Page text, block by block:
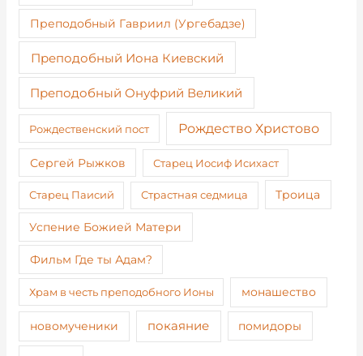
Преподобный Гавриил (Ургебадзе)
Преподобный Иона Киевский
Преподобный Онуфрий Великий
Рождественский пост Рождество Христово
Сергей Рыжков Старец Иосиф Исихаст
Старец Паисий Страстная седмица Троица
Успение Божией Матери
Фильм Где ты Адам?
Храм в честь преподобного Ионы монашество
новомученики покаяние помидоры